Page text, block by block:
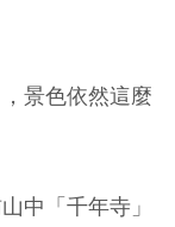
景色依然這麼
中「千年寺」